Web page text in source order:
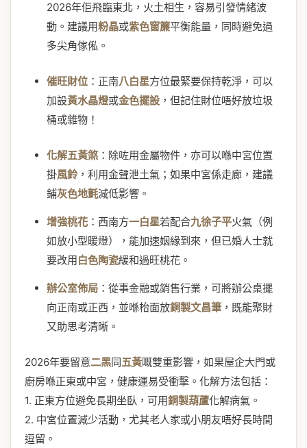
2026年佢飛臨東北，火土相生，容易引發情緒波
動。建議用粉晶或紫色窗簾平衡能量，同時避免過
多尖角傢俬。
催旺財位 ：正南八白星方位最緊要保持乾淨，可以
加設黃水晶燈或金色擺設 ，但記住財位唔好放垃圾
桶或雜物！
化解五黃煞 ：除咗用金屬物件，亦可以喺中宮位置
掛風鈴，利用金聲泄土氣；如果中宮係走廊，建議
鋪灰色地氈減低影響。
增強桃花 ：西南方一白星若配合九徐子平火氣（例
如放小型暖燈），能加速姻緣到來，但已婚人士就
要改用 白色陶瓷緩和過旺桃花。
辦公室佈局 ：從事金融或銷售行業，可將辦公桌擺
向正南或正西，並喺枱面放銅製文昌筆，既能聚財
又助思考清晰。
2026年要留意二黑同五黃嘅雙重影響，如果屋企大門或
廚房喺正東或中宮，健康運易受衝擊。化解方法包括：
1. 正東方位避免長期坐臥，可用銅製葫蘆化解病氣。
2. 中宮位置減少活動，尤其老人家或小朋友唔好長時間
逗留。